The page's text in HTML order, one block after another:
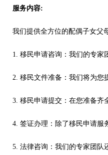
服务内容:
我们提供全方位的配偶子女父
1. 移民申请咨询：我们的专家
2. 移民文件准备：我们将为您
3. 移民申请提交：在您准备齐
4. 签证办理：除了移民申请服
5. 法律咨询：我们的专家团队